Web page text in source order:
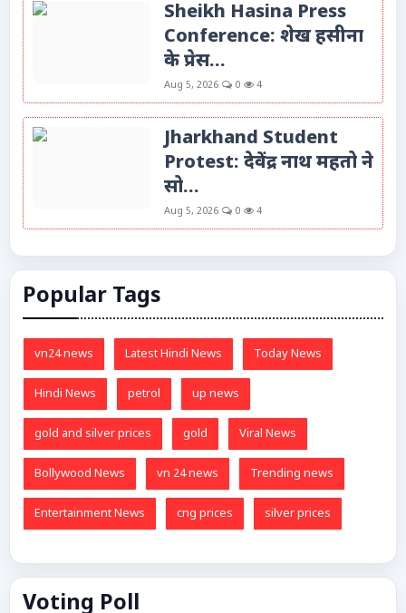
Sheikh Hasina Press
Conference: शेख हसीना
के प्रेस...
Aug 5, 2026 0 4
Jharkhand Student
Protest: देवेंद्र नाथ महतो ने
सो...
Aug 5, 2026 0 4
Popular Tags
vn24 news Latest Hindi News Today News
Hindi News petrol up news
gold and silver prices gold Viral News
Bollywood News vn 24 news Trending news
Entertainment News cng prices silver prices
Voting Poll